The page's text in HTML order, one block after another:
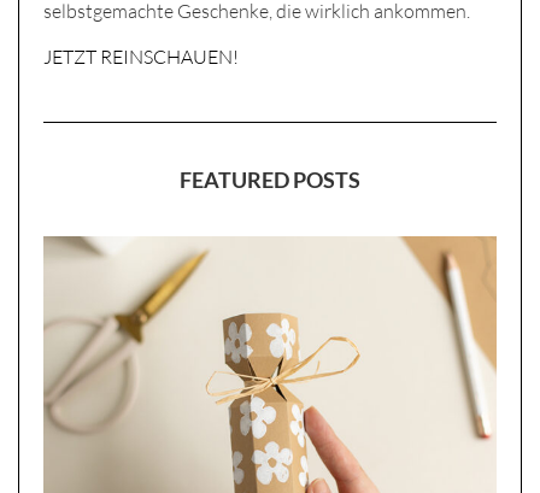
selbstgemachte Geschenke, die wirklich ankommen.
JETZT REINSCHAUEN!
FEATURED POSTS